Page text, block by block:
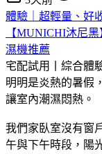
體驗｜超輕量、好
【MUNICHI沐尼
濕機推薦
宅配試用丨綜合體
明明是炎熱的暑假
讓室內潮濕悶熱。
我們家臥室沒有窗
午與下午時段，陽